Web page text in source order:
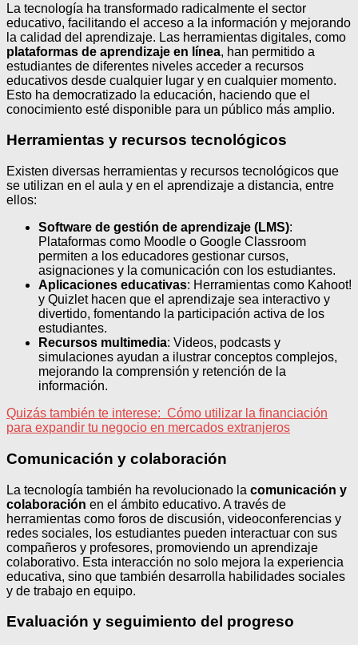
La tecnología ha transformado radicalmente el sector
educativo, facilitando el acceso a la información y mejorando
la calidad del aprendizaje. Las herramientas digitales, como
plataformas de aprendizaje en línea, han permitido a
estudiantes de diferentes niveles acceder a recursos
educativos desde cualquier lugar y en cualquier momento.
Esto ha democratizado la educación, haciendo que el
conocimiento esté disponible para un público más amplio.
Herramientas y recursos tecnológicos
Existen diversas herramientas y recursos tecnológicos que
se utilizan en el aula y en el aprendizaje a distancia, entre
ellos:
Software de gestión de aprendizaje (LMS):
Plataformas como Moodle o Google Classroom
permiten a los educadores gestionar cursos,
asignaciones y la comunicación con los estudiantes.
Aplicaciones educativas: Herramientas como Kahoot!
y Quizlet hacen que el aprendizaje sea interactivo y
divertido, fomentando la participación activa de los
estudiantes.
Recursos multimedia: Videos, podcasts y
simulaciones ayudan a ilustrar conceptos complejos,
mejorando la comprensión y retención de la
información.
Quizás también te interese: Cómo utilizar la financiación
para expandir tu negocio en mercados extranjeros
Comunicación y colaboración
La tecnología también ha revolucionado la comunicación y
colaboración en el ámbito educativo. A través de
herramientas como foros de discusión, videoconferencias y
redes sociales, los estudiantes pueden interactuar con sus
compañeros y profesores, promoviendo un aprendizaje
colaborativo. Esta interacción no solo mejora la experiencia
educativa, sino que también desarrolla habilidades sociales
y de trabajo en equipo.
Evaluación y seguimiento del progreso